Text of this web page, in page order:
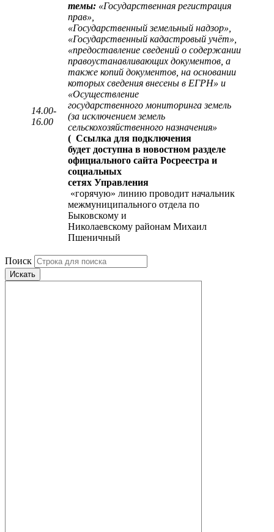
14.00-
16.00
темы: «Государственная регистрация
прав»,
«Государственный земельный надзор»,
«Государственный кадастровый учёт»,
«предоставление сведений о содержании
правоустанавливающих документов, а
также копий документов, на основании
которых сведения внесены в ЕГРН» и
«Осуществление
государственного мониторинга земель
(за исключением земель
сельскохозяйственного назначения»
( Ссылка для подключения
будет доступна в новостном разделе
официального сайта Росреестра и
социальных
сетях Управления
«горячую» линию проводит начальник
межмуниципального отдела по
Быковскому и
Николаевскому районам Михаил
Пшеничный
Поиск
Искать